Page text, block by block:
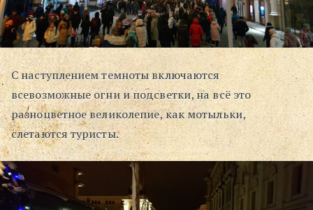
С наступлением темноты включаются
всевозможные огни и подсветки, на всё это
разноцветное великолепие, как мотыльки,
слетаются туристы.